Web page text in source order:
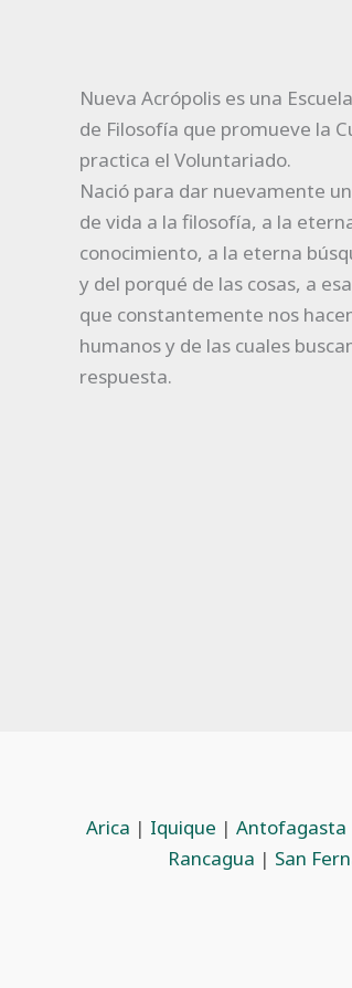
Nueva Acrópolis es una
de Filosofía que promueve la
practica el Voluntariado.
Nació para dar nuevamente
de vida a la filosofía, a la
conocimiento, a la eterna
y del porqué de las cosas, a
que constantemente nos
humanos y de las cuales
respuesta.
Arica | Iquique | Antofagasta
Rancagua | San